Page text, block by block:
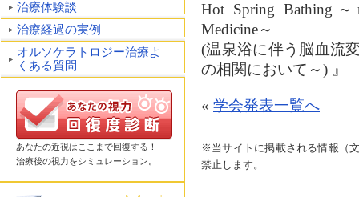
治療体験談
治療経過の実例
オルソケラトロジー治療よ
くある質問
あなたの近視はここまで回復する！
治療後の視力をシミュレーション。
Hot Spring Bathing～
Medicine～
(温泉浴に伴う脳血流
の相関において～) 』
« 学会発表一覧へ
※当サイトに掲載される情報（
禁止します。